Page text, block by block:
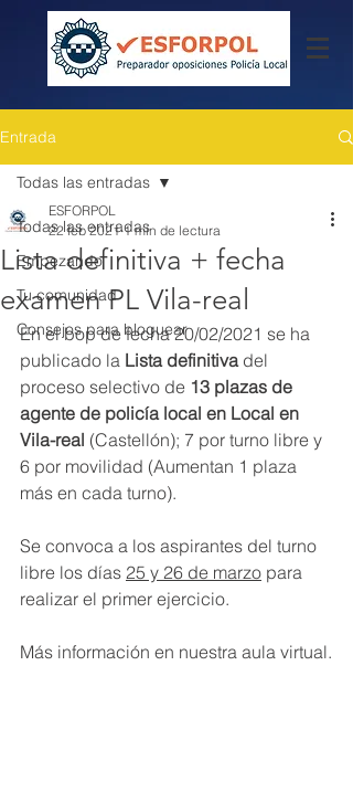
Entrada
Todas las entradas
Empezando
Tu comunidad
Consejos para bloguear
Todas las entradas
Lista definitiva + fecha
examen PL Vila-real
ESFORPOL
22 feb 2021 1 min de lectura
En el bop de fecha 20/02/2021 se ha
publicado la Lista definitiva del
proceso selectivo de 13 plazas de
agente de policía local en Local en
Vila-real (Castellón); 7 por turno libre y
6 por movilidad (Aumentan 1 plaza
más en cada turno).
Se convoca a los aspirantes del turno
libre los días 25 y 26 de marzo para
realizar el primer ejercicio.
Más información en nuestra aula virtual.